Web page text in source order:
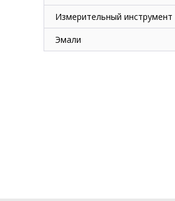
Измерительный инструмент
Эмали